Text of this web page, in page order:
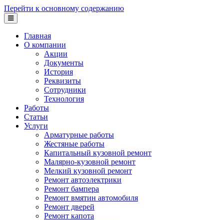
Перейти к основному содержанию
Главная
О компании
Акции
Документы
История
Реквизиты
Сотрудники
Технология
Работы
Статьи
Услуги
Арматурные работы
Жестяные работы
Капитальный кузовной ремонт
Малярно-кузовной ремонт
Мелкий кузовной ремонт
Ремонт автоэлектрики
Ремонт бампера
Ремонт вмятин автомобиля
Ремонт дверей
Ремонт капота